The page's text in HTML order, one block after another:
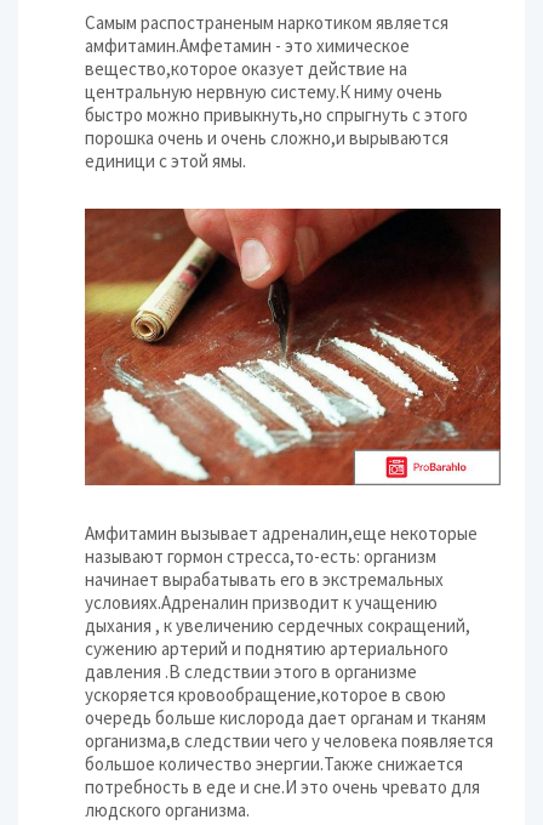
Самым распостраненым наркотиком является
амфитамин.Амфетамин - это химическое
вещество,которое оказует действие на
центральную нервную систему.К ниму очень
быстро можно привыкнуть,но спрыгнуть с этого
порошка очень и очень сложно,и вырываются
единици с этой ямы.
Амфитамин вызывает адреналин,еще некоторые
называют гормон стресса,то-есть: организм
начинает вырабатывать его в экстремальных
условиях.Адреналин призводит к учащению
дыхания , к увеличению сердечных сокращений,
сужению артерий и поднятию артериального
давления .В следствии этого в организме
ускоряется кровообращение,которое в свою
очередь больше кислорода дает органам и тканям
организма,в следствии чего у человека появляется
большое количество энергии.Также снижается
потребность в еде и сне.И это очень чревато для
людского организма.